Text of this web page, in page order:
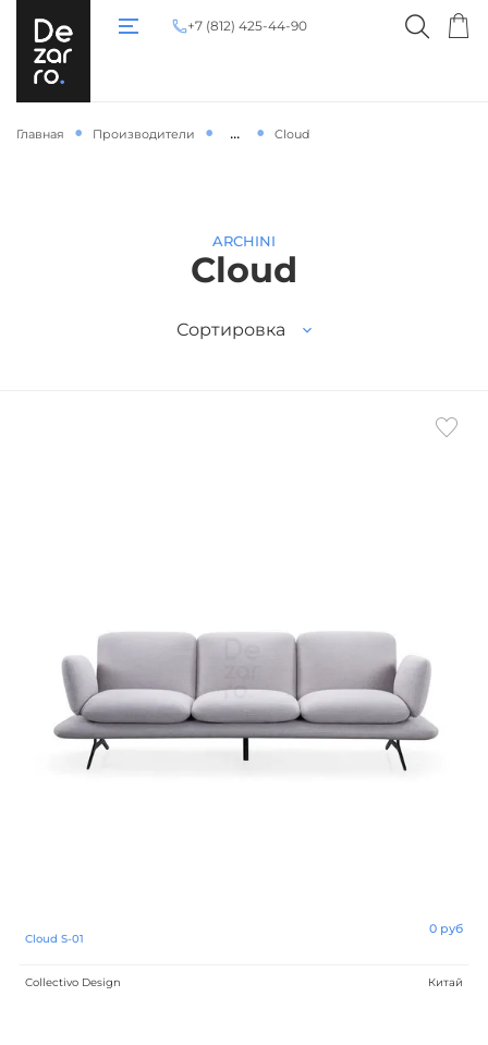
+7 (812) 425-44-90
Главная Производители ... Cloud
ARCHINI
Cloud
Сортировка
Cloud S-01
0 руб
Collectivo Design Китай